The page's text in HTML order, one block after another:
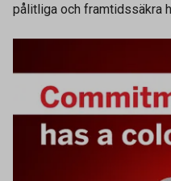
pålitliga och framtidssäkra